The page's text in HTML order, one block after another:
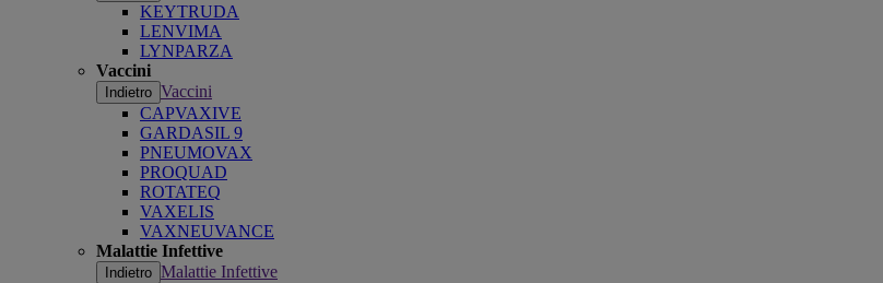
KEYTRUDA
LENVIMA
LYNPARZA
Vaccini
Indietro Vaccini
CAPVAXIVE
GARDASIL 9
PNEUMOVAX
PROQUAD
ROTATEQ
VAXELIS
VAXNEUVANCE
Malattie Infettive
Indietro Malattie Infettive